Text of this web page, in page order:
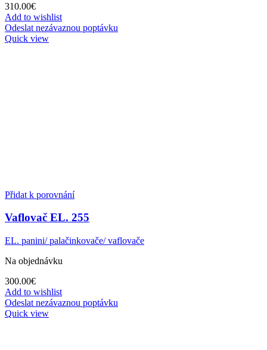
310.00€
Add to wishlist
Odeslat nezávaznou poptávku
Quick view
Přidat k porovnání
Vaflovač EL. 255
EL. panini/ palačinkovače/ vaflovače
Na objednávku
300.00€
Add to wishlist
Odeslat nezávaznou poptávku
Quick view